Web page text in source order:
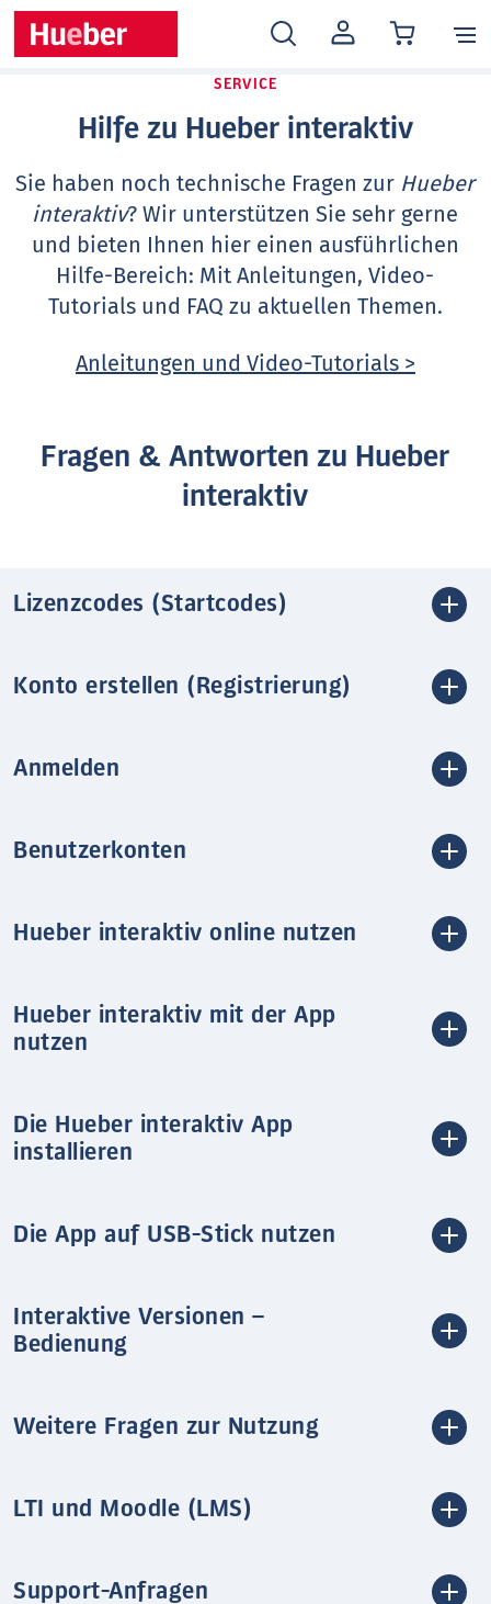
MEIN
KONTO
SERVICE
Hilfe zu Hueber interaktiv
Sie haben noch technische Fragen zur Hueber
interaktiv? Wir unterstützen Sie sehr gerne
und bieten Ihnen hier einen ausführlichen
Hilfe-Bereich: Mit Anleitungen, Video-
Tutorials und FAQ zu aktuellen Themen.
Anleitungen und Video-Tutorials >
Fragen & Antworten zu Hueber
interaktiv
Lizenzcodes (Startcodes)
Konto erstellen (Registrierung)
Anmelden
Benutzerkonten
Hueber interaktiv online nutzen
Hueber interaktiv mit der App
nutzen
Die Hueber interaktiv App
installieren
Die App auf USB-Stick nutzen
Interaktive Versionen –
Bedienung
Weitere Fragen zur Nutzung
LTI und Moodle (LMS)
Support-Anfragen